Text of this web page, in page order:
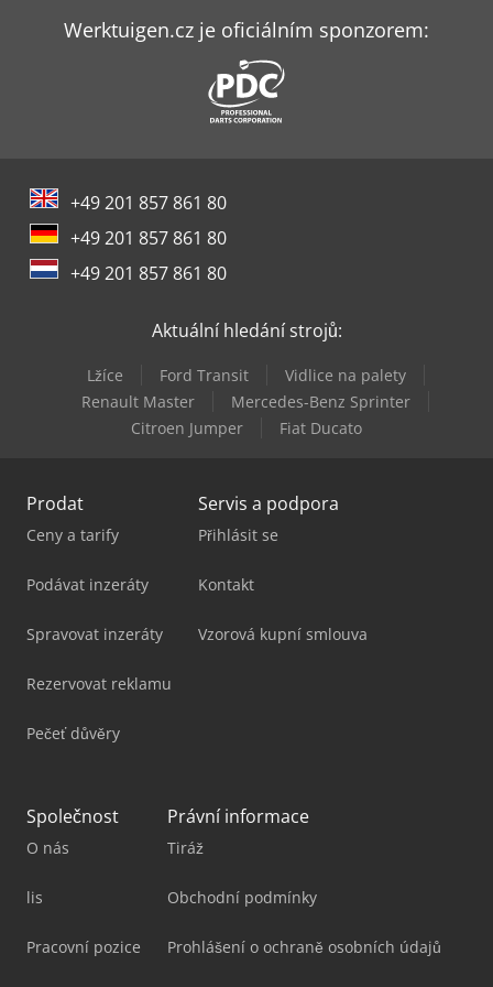
Felder K 740 S
Felder Kf 700 Professional
Felder Rl 140
Felder Rl 200
Felder Rl 350
Holzkraft Rla 125
Werktuigen.cz je oficiálním sponzorem:
+49 201 857 861 80
+49 201 857 861 80
+49 201 857 861 80
Aktuální hledání strojů:
Lžíce Ford Transit
Vidlice na palety
Renault Master
Mercedes-Benz Sprinter
Citroen Jumper
Fiat Ducato
Prodat
Ceny a tarify
Podávat inzeráty
Spravovat inzeráty
Rezervovat reklamu
Pečeť důvěry
Servis a podpora
Přihlásit se
Kontakt
Vzorová kupní smlouva
Společnost
O nás
lis
Pracovní pozice
Právní informace
Tiráž
Obchodní podmínky
Prohlášení o ochraně osobních údajů